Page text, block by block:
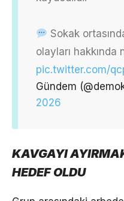
Sokak
olayları
pic.twitter.com/
Gündem
KAVGAYI